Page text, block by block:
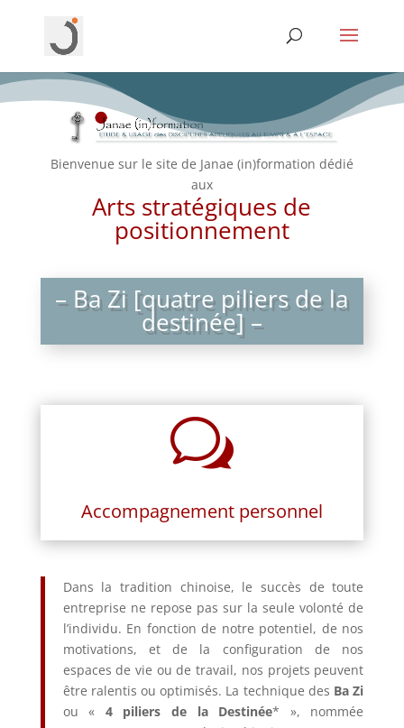
Bienvenue sur le site de Janae (in)formation dédié
aux
Arts stratégiques de
positionnement
– Ba Zi [quatre piliers de la
destinée] –
w
Accompagnement personnel
Dans la tradition chinoise, le succès de toute
entreprise ne repose pas sur la seule volonté de
l’individu. En fonction de notre potentiel, de nos
motivations, et de la configuration de nos
espaces de vie ou de travail, nos projets peuvent
être ralentis ou optimisés. La technique des Ba Zi
ou « 4 piliers de la Destinée* », nommée